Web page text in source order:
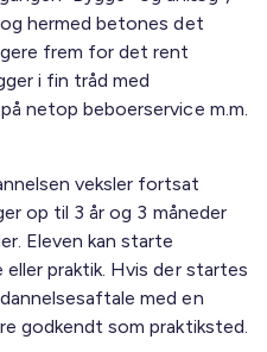
hermed betones det
frem for det rent
i fin tråd med
netop beboerservice m.m.
veksler fortsat
op til 3 år og 3 måneder
Eleven kan starte
praktik. Hvis der startes
med en
godkendt som praktiksted.